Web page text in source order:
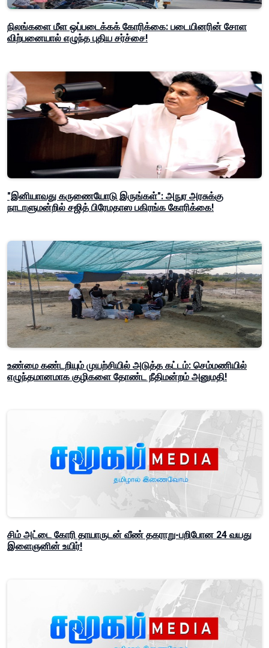
நிலங்களை மீள ஒப்படைக்கக் கோரிக்கை: படையினரின் சோள
விற்பனையால் எழுந்த புதிய சர்ச்சை!
"இனியாவது கருணையோடு இருங்கள்": அநுர அரசுக்கு
நாடாளுமன்றில் சஜித் பிரேமதாஸ பகிரங்க கோரிக்கை!
உண்மை கண்டறியும் முயற்சியில் அடுத்த கட்டம்: செம்மணியில்
எழுந்தமானமாக குழிகளை தோண்ட நீதிமன்றம் அனுமதி!
சிம் அட்டை கோரி தாயாருடன் வீண் தகராறு-பறிபோன 24 வயது
இளைஞனின் உயிர்!